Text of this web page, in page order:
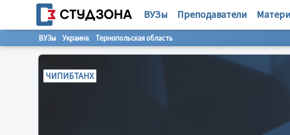
ВУЗы Преподаватели
ВУЗы Украина Тернопольская область
ЧИПИБТАНХ